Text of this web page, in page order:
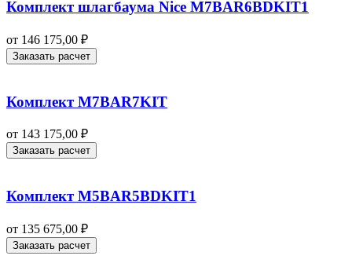
Комплект шлагбаума Nice M7BAR6BDKIT1
от 146 175,00 ₽
Заказать расчет
Комплект M7BAR7KIT
от 143 175,00 ₽
Заказать расчет
Комплект M5BAR5BDKIT1
от 135 675,00 ₽
Заказать расчет